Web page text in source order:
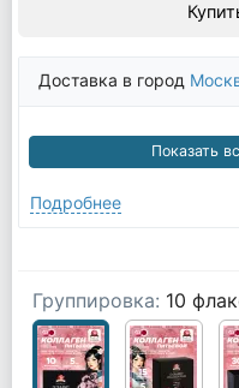
Доставка в город
Показать
Подробнее
Группировка: 10